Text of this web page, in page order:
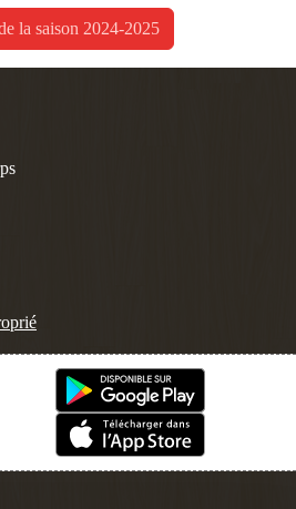
la saison 2024-2025